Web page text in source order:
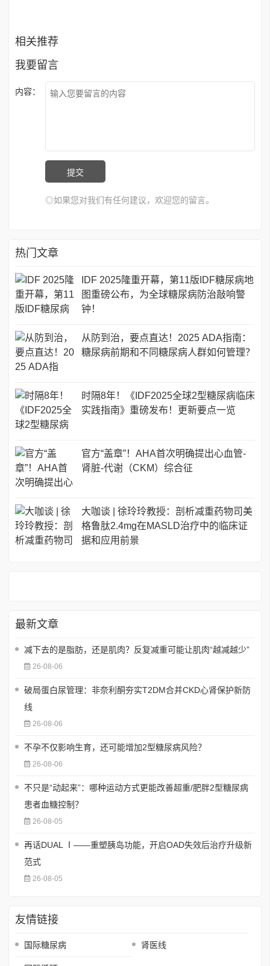
相关推荐
我要留言
内容：
◎如果您对我们有任何建议，欢迎您的留言。
热门文章
IDF 2025隆重开幕，第11版IDF糖尿病地
图重磅公布，为全球糖尿病防治敲响警
钟！
从防到治，要点直达！2025 ADA指南：
糖尿病前期和不同糖尿病人群如何管理？
时隔8年！《IDF2025全球2型糖尿病临床
实践指南》重磅发布！更新要点一览
官方“盖章”！AHA首次明确提出心血管-
肾脏-代谢（CKM）综合征
大咖谈 | 徐玲玲教授：剖析减重药物司美
格鲁肽2.4mg在MASLD治疗中的临床证
据和应用前景
最新文章
减下去的是脂肪，还是肌肉？反复减重可能让肌肉“越减越少”
26-08-06
破局蛋白尿管理：非奈利酮夯实T2DM合并CKD心肾保护新防
线
26-08-06
不孕不仅影响生育，还可能增加2型糖尿病风险？
26-08-06
不只是“动起来”：哪种运动方式更能改善超重/肥胖2型糖尿病
患者血糖控制？
26-08-05
再话DUAL Ⅰ——重塑胰岛功能，开启OAD失效后治疗升级新
范式
26-08-05
友情链接
国际糖尿病 肾医线